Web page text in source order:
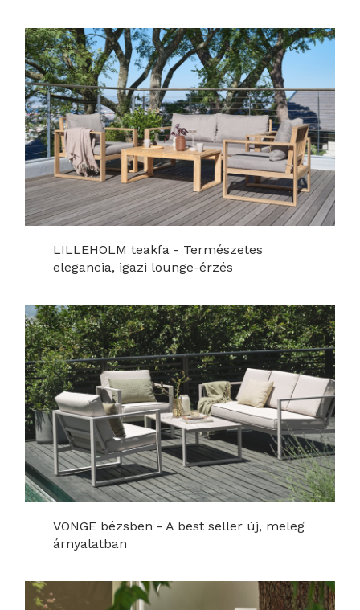
LILLEHOLM teakfa - Természetes
elegancia, igazi lounge-érzés
VONGE bézsben - A best seller új, meleg
árnyalatban